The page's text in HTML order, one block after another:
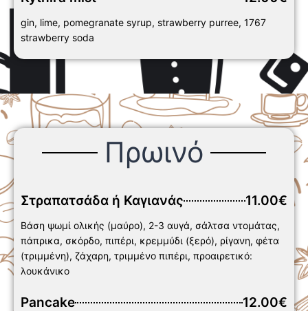
gin, lime, pomegranate syrup, strawberry purree, 1767
strawberry soda
Πρωινό
Στραπατσάδα ή Καγιανάς 11.00€
Βάση ψωμί ολικής (μαύρο), 2-3 αυγά, σάλτσα ντομάτας,
πάπρικα, σκόρδο, πιπέρι, κρεμμύδι (ξερό), ρίγανη, φέτα
(τριμμένη), ζάχαρη, τριμμένο πιπέρι, προαιρετικό:
λουκάνικο
Pancake 12.00€